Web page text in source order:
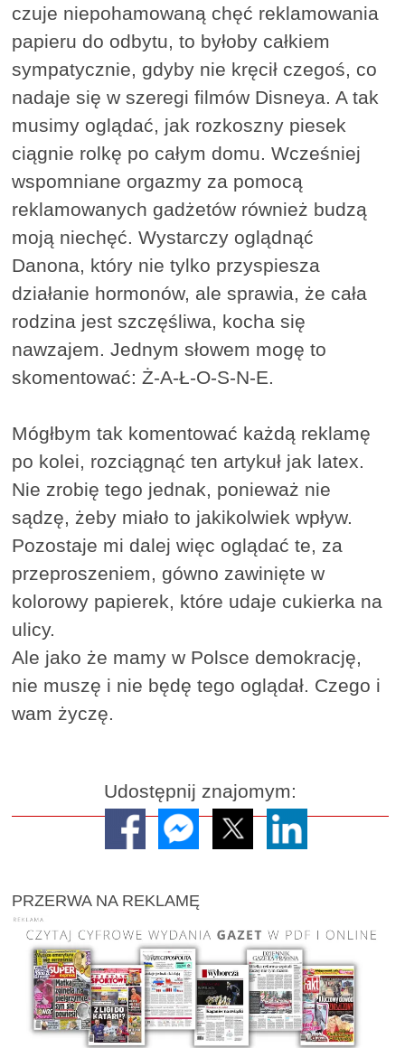
czuje niepohamowaną chęć reklamowania
papieru do odbytu, to byłoby całkiem
sympatycznie, gdyby nie kręcił czegoś, co
nadaje się w szeregi filmów Disneya. A tak
musimy oglądać, jak rozkoszny piesek
ciągnie rolkę po całym domu. Wcześniej
wspomniane orgazmy za pomocą
reklamowanych gadżetów również budzą
moją niechęć. Wystarczy oglądnąć
Danona, który nie tylko przyspiesza
działanie hormonów, ale sprawia, że cała
rodzina jest szczęśliwa, kocha się
nawzajem. Jednym słowem mogę to
skomentować: Ż-A-Ł-O-S-N-E.
Mógłbym tak komentować każdą reklamę
po kolei, rozciągnąć ten artykuł jak latex.
Nie zrobię tego jednak, ponieważ nie
sądzę, żeby miało to jakikolwiek wpływ.
Pozostaje mi dalej więc oglądać te, za
przeproszeniem, gówno zawinięte w
kolorowy papierek, które udaje cukierka na
ulicy.
Ale jako że mamy w Polsce demokrację,
nie muszę i nie będę tego oglądał. Czego i
wam życzę.
Udostępnij znajomym:
PRZERWA NA REKLAMĘ